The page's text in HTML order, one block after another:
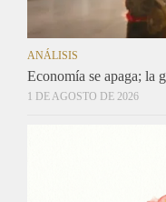
ANÁLISIS
Economía se apaga; la
1 DE AGOSTO DE 2026